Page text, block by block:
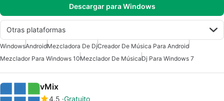
Descargar para Windows
Otras plataformas
WindowsAndroidMezcladora De DjCreador De Música Para Android
Mezclador Para Windows 10Mezclador De MúsicaDj Para Windows 7
vMix
4.5 Gratuito